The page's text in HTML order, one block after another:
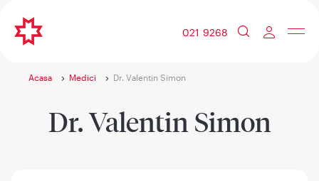
021 9268
Acasa Medici Dr. Valentin Simon
Dr. Valentin Simon